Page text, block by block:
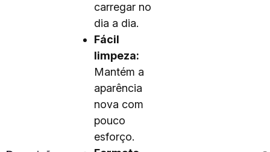
carregar no
dia a dia.
Fácil
limpeza:
Mantém a
aparência
nova com
pouco
esforço.